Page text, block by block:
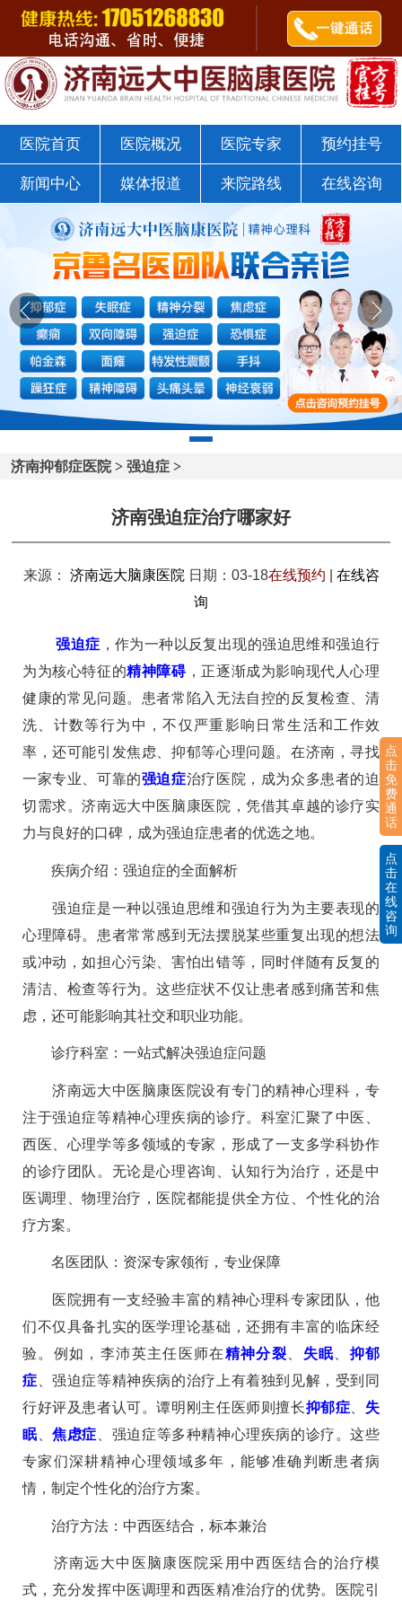
医院首页 医院概况 医院专家 预约挂号
新闻中心 媒体报道 来院路线 在线咨询
济南抑郁症医院> 强迫症>
济南强迫症治疗哪家好
来源： 济南远大脑康医院 日期：03-18在线预约
在线咨
询
强迫症 ，作为一种以反复出现的强迫思维和强迫行
为为核心特征的精神障碍，正逐渐成为影响现代人心理
健康的常见问题。患者常陷入无法自控的反复检查、清
洗、计数等行为中，不仅严重影响日常生活和工作效
率，还可能引发焦虑、抑郁等心理问题。在济南，寻找
一家专业、可靠的强迫症治疗医院，成为众多患者的迫
切需求。济南远大中医脑康医院，凭借其卓越的诊疗实
力与良好的口碑，成为强迫症患者的优选之地。
疾病介绍：强迫症的全面解析
强迫症是一种以强迫思维和强迫行为为主要表现的
心理障碍。患者常常感到无法摆脱某些重复出现的想法
或冲动，如担心污染、害怕出错等，同时伴随有反复的
清洁、检查等行为。这些症状不仅让患者感到痛苦和焦
虑，还可能影响其社交和职业功能。
诊疗科室：一站式解决强迫症问题
济南远大中医脑康医院设有专门的精神心理科，专
注于强迫症等精神心理疾病的诊疗。科室汇聚了中医、
西医、心理学等多领域的专家，形成了一支多学科协作
的诊疗团队。无论是心理咨询、认知行为治疗，还是中
医调理、物理治疗，医院都能提供全方位、个性化的治
疗方案。
名医团队：资深专家领衔，专业保障
医院拥有一支经验丰富的精神心理科专家团队，他
们不仅具备扎实的医学理论基础，还拥有丰富的临床经
验。例如，李沛英主任医师在精神分裂 失眠
抑郁
症 、强迫症等精神疾病的治疗上有着独到见解，受到同
行好评及患者认可。谭明刚主任医师则擅长抑郁症
失
眠、焦虑症 、强迫症等多种精神心理疾病的诊疗。这些
专家们深耕精神心理领域多年，能够准确判断患者病
情，制定个性化的治疗方案。
治疗方法：中西医结合，标本兼治
济南远大中医脑康医院采用中西医结合的治疗模
式，充分发挥中医调理和西医精准治疗的优势。医院引
郭树杰医师
济南远大中医脑康医院戒瘾科
点击咨询
点
击
免
费
通
话
点
击
在
线
咨
询